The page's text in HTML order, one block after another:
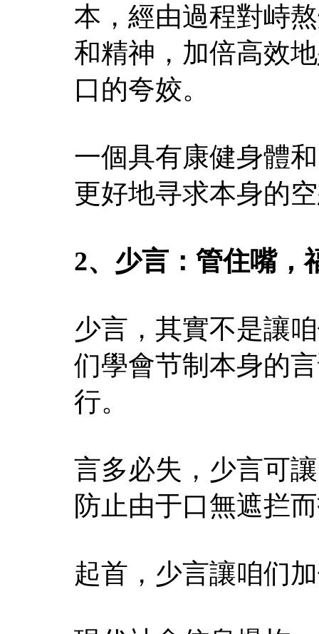
本，經由過程對峙
和精神，加倍高效地
口的夸姣。
一個具有康健身體
更好地寻求本身的
2、少言：管住嘴，
少言，其實不是讓
们學會节制本身的
行。
言多必失，少言可
防止由于口無遮拦
起首，少言讓咱们